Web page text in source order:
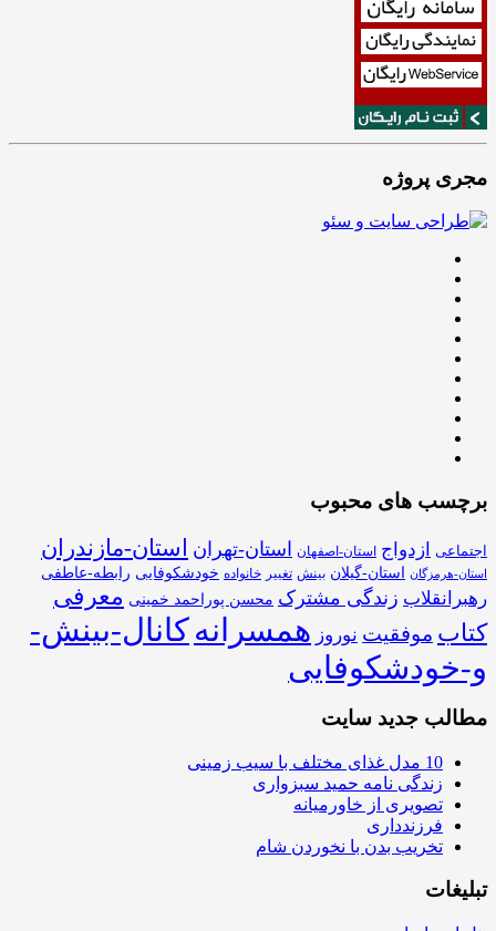
مجری پروژه
برچسب های محبوب
اجتماعی ازدواج استان-اصفهان استان-تهران استان-مازندران
استان-هرمزگان استان-گیلان بینش تغییر خانواده خودشکوفایی رابطه-عاطفی
رهبرانقلاب زندگی مشترک محسن پوراحمد خمینی معرفی
کتاب موفقیت نوروز همسرانهکانال-بینش-
و-خودشکوفایی
مطالب جدید سایت
10 مدل غذای مختلف با سیب زمینی
زندگی نامه حمید سبزواری
تصویری از خاورمیانه
فرزندداری
تخریب بدن با نخوردن شام
تبلیغات